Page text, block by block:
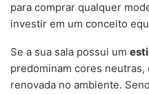
para comprar qualquer
investir em um conceito
Se a sua sala possui um
predominam cores
renovada no ambiente.